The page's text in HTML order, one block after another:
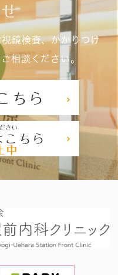
鏡検査、かかりつけ
相談ください。